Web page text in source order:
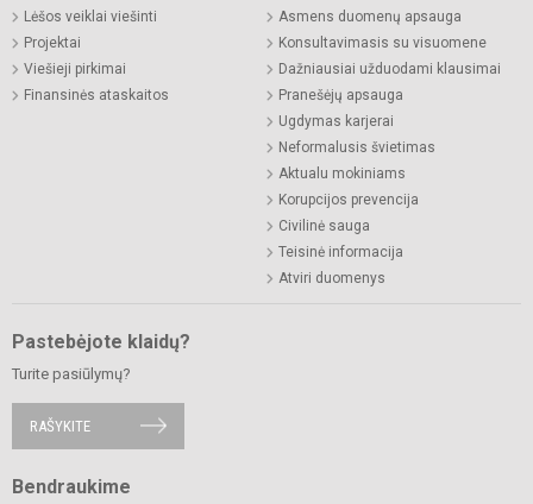
Lėšos veiklai viešinti
Projektai
Viešieji pirkimai
Finansinės ataskaitos
Asmens duomenų apsauga
Konsultavimasis su visuomene
Dažniausiai užduodami klausimai
Pranešėjų apsauga
Ugdymas karjerai
Neformalusis švietimas
Aktualu mokiniams
Korupcijos prevencija
Civilinė sauga
Teisinė informacija
Atviri duomenys
Pastebėjote klaidų?
Turite pasiūlymų?
RAŠYKITE
Bendraukime